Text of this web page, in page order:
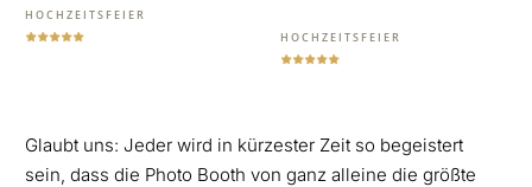
HOCHZEITSFEIER
HOCHZEITSFEIER
Glaubt uns: Jeder wird in kürzester Zeit so begeistert
sein, dass die Photo Booth von ganz alleine die größte